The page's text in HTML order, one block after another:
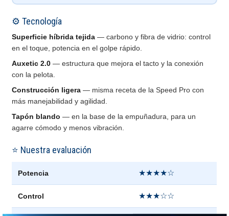
⚙️ Tecnología
Superficie híbrida tejida — carbono y fibra de vidrio: control
en el toque, potencia en el golpe rápido.
Auxetic 2.0 — estructura que mejora el tacto y la conexión
con la pelota.
Construcción ligera — misma receta de la Speed Pro con
más manejabilidad y agilidad.
Tapón blando — en la base de la empuñadura, para un
agarre cómodo y menos vibración.
⭐ Nuestra evaluación
Potencia ★★★★☆
Control ★★★☆☆